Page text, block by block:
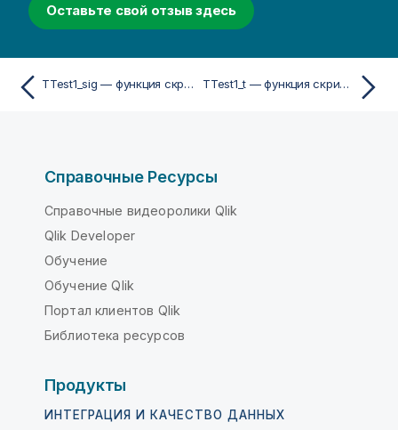
Оставьте свой отзыв здесь
TTest1_sig — функция скриптa и диаграммы TTest1_t — функция скриптa и диаграммы
Справочные Ресурсы
Справочные видеоролики Qlik
Qlik Developer
Обучение
Обучение Qlik
Портал клиентов Qlik
Библиотека ресурсов
Продукты
ИНТЕГРАЦИЯ И КАЧЕСТВО ДАННЫХ